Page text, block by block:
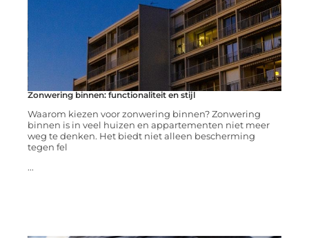
Zonwering binnen: functionaliteit en stijl
Waarom kiezen voor zonwering binnen? Zonwering
binnen is in veel huizen en appartementen niet meer
weg te denken. Het biedt niet alleen bescherming
tegen fel
...